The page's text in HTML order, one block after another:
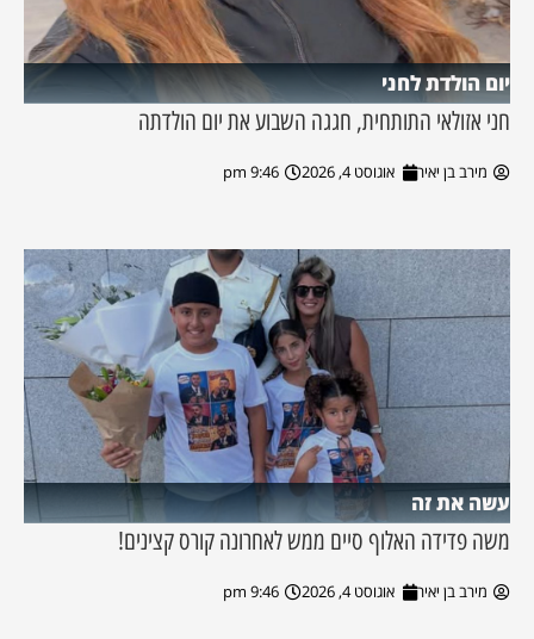
יום הולדת לחני
חני אזולאי התותחית, חגגה השבוע את יום הולדתה
מירב בן יאיר אוגוסט 4, 2026 9:46 pm
עשה את זה
משה פדידה האלוף סיים ממש לאחרונה קורס קצינים!
מירב בן יאיר אוגוסט 4, 2026 9:46 pm